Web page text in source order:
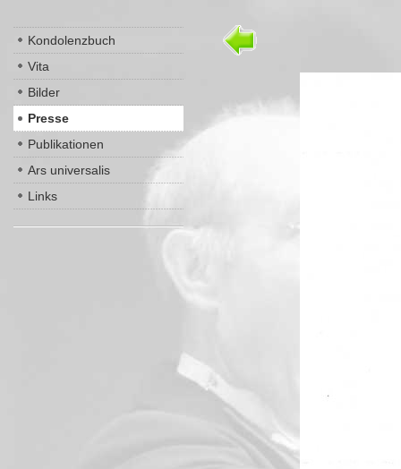
Kondolenzbuch
Vita
Bilder
Presse
Publikationen
Ars universalis
Links